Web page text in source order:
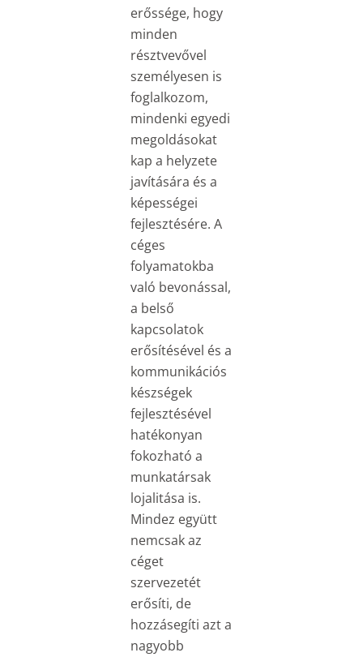
erőssége, hogy
minden
résztvevővel
személyesen is
foglalkozom,
mindenki egyedi
megoldásokat
kap a helyzete
javítására és a
képességei
fejlesztésére. A
céges
folyamatokba
való bevonással,
a belső
kapcsolatok
erősítésével és a
kommunikációs
készségek
fejlesztésével
hatékonyan
fokozható a
munkatársak
lojalitása is.
Mindez együtt
nemcsak az
céget
szervezetét
erősíti, de
hozzásegíti azt a
nagyobb